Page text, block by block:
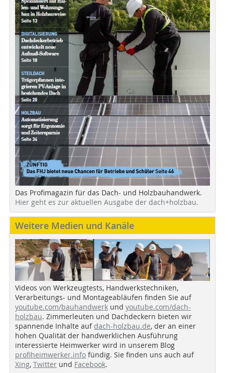
Das Profimagazin für das Dach- und Holzbauhandwerk.
Hier geht es zur aktuellen Ausgabe der dach+holzbau.
Weitere Medien und Kanäle
Videos von Werkzeugtests, Handwerkstechniken,
Verarbeitungs- und Montageabläufen finden Sie auf
youtube.com/bauhandwerk und youtube.com/dach-
holzbau. Zimmerleuten und Dachdeckern bieten wir
spannende Inhalte auf dach-holzbau.de, der an einer
hohen Qualität der handwerklichen Ausführung
interessierte Heimwerker wird in unserem Blog
profiheimwerker.info fündig. Sie finden uns auch auf
Xing, Twitter und Facebook.